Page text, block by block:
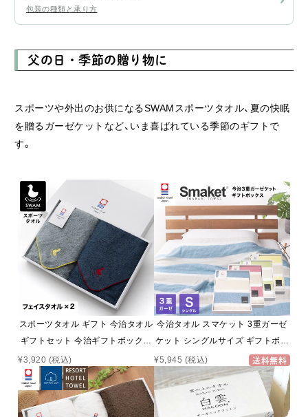
包装の種類と承り方
父の日・季節の贈り物に
スポーツや外出のお供になるSWAMスポーツタオル、夏の快眠
を贈るガーゼケットなど、いま喜ばれている季節のギフトで
す。
スポーツタオル ギフト 今治タオル
ギフトセット 今治ギフトボックス
入り フェイスタオル 2枚セット ス
ポーツタオル 】 今治 SWAM スワム
セージ×1 ネイビー×1 約W25cm ×
T115cm 日本製 吸水性 かわいい 非
¥3,920 (税込)
今治タオル スマケット 3重ガーゼ
ケット シングルサイズ ギフトボッ
¥5,945 (税込) 送料無料